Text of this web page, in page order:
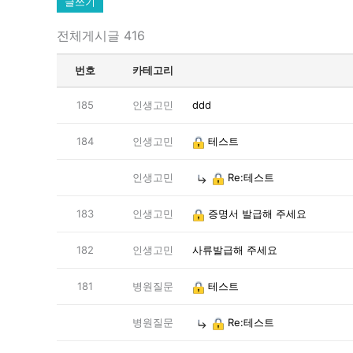
전체게시글 416
번호 카테고리
185 인생고민 ddd
184 인생고민 테스트
인생고민 Re:테스트
183 인생고민 증명서 발급해 주세요
182 인생고민 사류발급해 주세요
181 병원질문 테스트
병원질문 Re:테스트